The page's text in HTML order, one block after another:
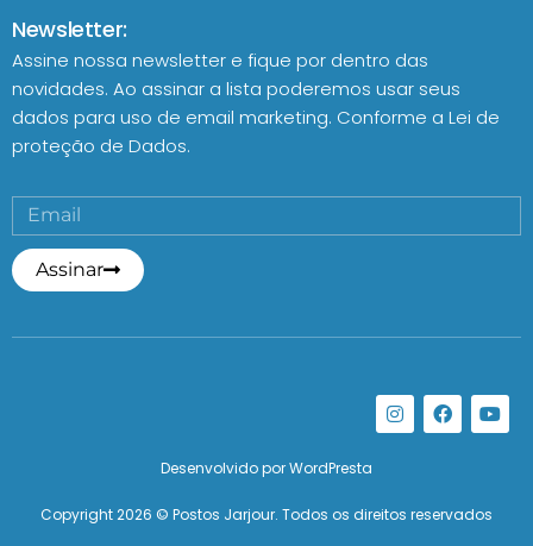
Newsletter:
Assine nossa newsletter e fique por dentro das
novidades. Ao assinar a lista poderemos usar seus
dados para uso de email marketing. Conforme a Lei de
proteção de Dados.
Assinar
Copyright 2026 © Postos Jarjour. Todos os direitos reservados
Desenvolvido porWordPresta